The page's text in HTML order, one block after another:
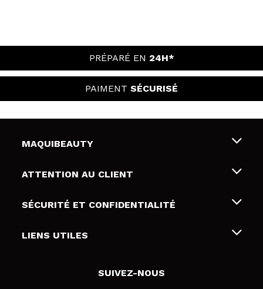
PRÉPARÉ EN 24H*
PAIMENT SÉCURISÉ
MAQUIBEAUTY
Qui sommes nous
Cartes-cadeaux
ATTENTION AU CLIENT
Livraison & retour
Modes de paiement
SÉCURITÉ ET CONFIDENTIALITÉ
Conditions et confidentialité
LIENS UTILES
SUIVEZ-NOUS